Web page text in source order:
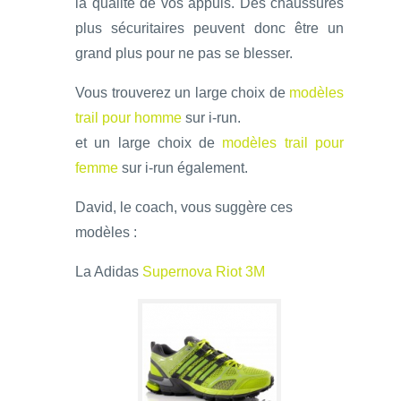
la qualité de vos appuis. Des chaussures
plus sécuritaires peuvent donc être un
grand plus pour ne pas se blesser.
Vous trouverez un large choix de modèles
trail pour homme sur i-run.
et un large choix de modèles trail pour
femme sur i-run également.
David, le coach, vous suggère ces
modèles :
La Adidas Supernova Riot 3M